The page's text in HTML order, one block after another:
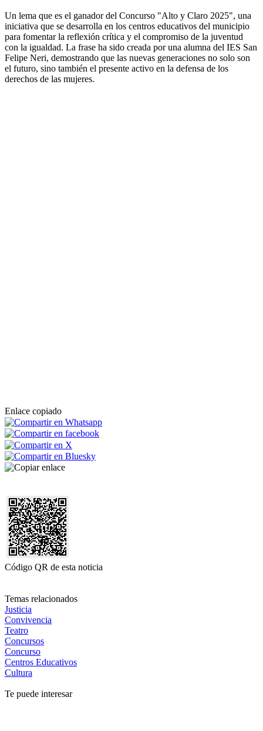
Un lema que es el ganador del Concurso "Alto y Claro 2025", una
iniciativa que se desarrolla en los centros educativos del municipio
para fomentar la reflexión crítica y el compromiso de la juventud
con la igualdad. La frase ha sido creada por una alumna del IES San
Felipe Neri, demostrando que las nuevas generaciones no solo son
el futuro, sino también el presente activo en la defensa de los
derechos de las mujeres.
Enlace copiado
Código QR de esta noticia
Temas relacionados
Justicia
Convivencia
Teatro
Concursos
Concurso
Centros Educativos
Cultura
Te puede interesar